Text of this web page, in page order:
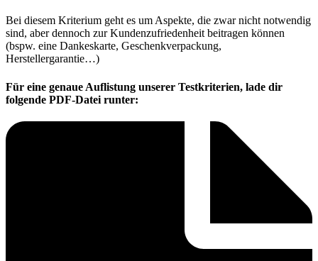
Bei diesem Kriterium geht es um Aspekte, die zwar nicht notwendig
sind, aber dennoch zur Kundenzufriedenheit beitragen können
(bspw. eine Dankeskarte, Geschenkverpackung,
Herstellergarantie…)
Für eine genaue Auflistung unserer Testkriterien, lade dir
folgende PDF-Datei runter: